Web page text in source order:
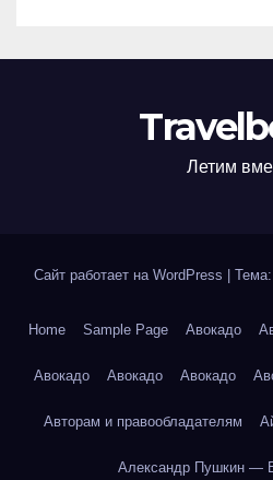
Летим
Сайт работает на WordPress
Home Sample Page Авокадо
Авокадо Авокадо Авокадо
Авторам и правообладателям
Александр Пушкин —